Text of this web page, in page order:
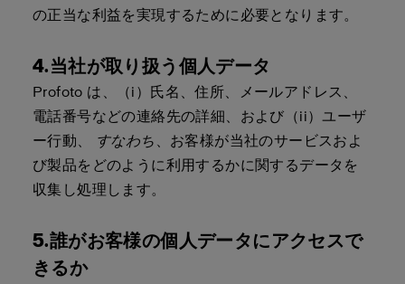
の正当な利益を実現するために必要となります。
4.当社が取り扱う個人データ
Profoto は、（i）氏名、住所、メールアドレス、
電話番号などの連絡先の詳細、および（ii）ユーザ
ー行動、
すなわち 、お客様が当社のサービスおよ
び製品をどのように利用するかに関するデータを
収集し処理します。
5.誰がお客様の個人データにアクセスで
きるか